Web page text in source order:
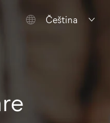
Čeština